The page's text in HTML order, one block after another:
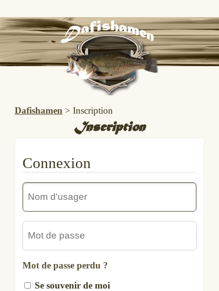
Dafishamen > Inscription
Inscription
Connexion
Mot de passe perdu ?
Se souvenir de moi